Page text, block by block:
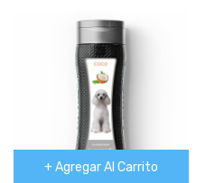
+ Agregar Al Carrito